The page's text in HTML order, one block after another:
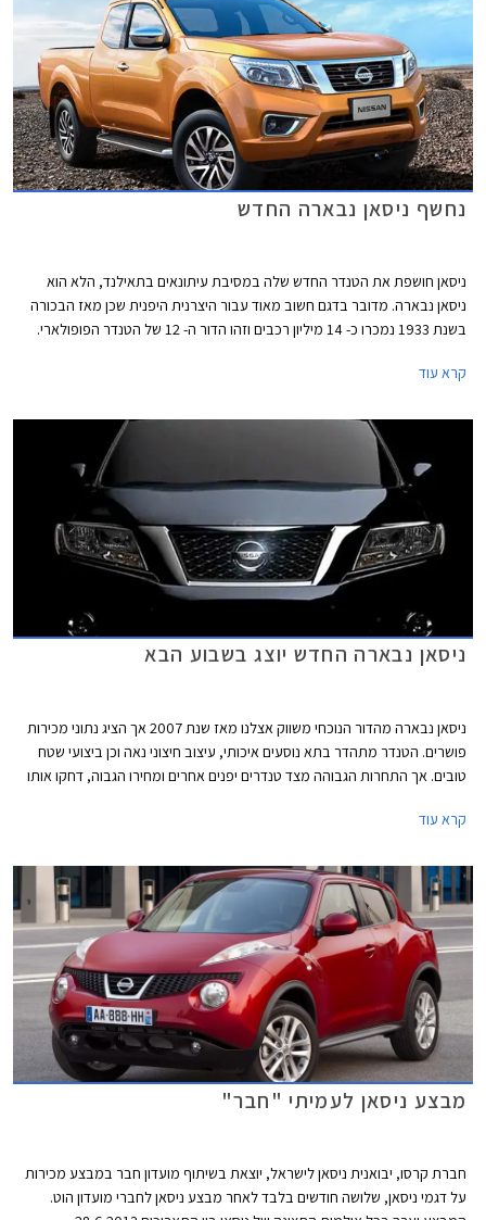
נחשף ניסאן נבארה החדש
ניסאן חושפת את הטנדר החדש שלה במסיבת עיתונאים בתאילנד, הלא הוא
ניסאן נבארה. מדובר בדגם חשוב מאוד עבור היצרנית היפנית שכן מאז הבכורה
בשנת 1933 נמכרו כ- 14 מיליון רכבים וזהו הדור ה- 12 של הטנדר הפופולארי.
הפרטים המלאים אודות הטנדר החדש.
קרא עוד
ניסאן נבארה החדש יוצג בשבוע הבא
ניסאן נבארה מהדור הנוכחי משווק אצלנו מאז שנת 2007 אך הציג נתוני מכירות
פושרים. הטנדר מתהדר בתא נוסעים איכותי, עיצוב חיצוני נאה וכן ביצועי שטח
טובים. אך התחרות הגבוהה מצד טנדרים יפנים אחרים ומחירו הגבוה, דחקו אותו
קרא עוד
מבצע ניסאן לעמיתי "חבר"
חברת קרסו, יבואנית ניסאן לישראל, יוצאת בשיתוף מועדון חבר במבצע מכירות
על דגמי ניסאן, שלושה חודשים בלבד לאחר מבצע ניסאן לחברי מועדון הוט.